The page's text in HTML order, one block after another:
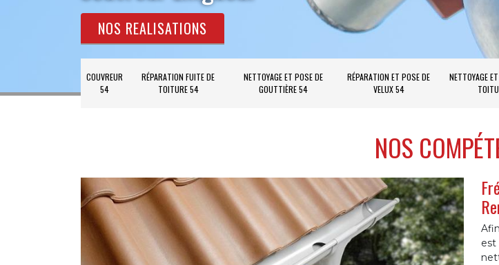
NOS REALISATIONS
COUVREUR
54
RÉPARATION FUITE DE
TOITURE 54
NETTOYAGE ET POSE DE
GOUTTIÈRE 54
RÉPARATION ET POSE DE
VELUX 54
NETTOYAGE
NOS
est